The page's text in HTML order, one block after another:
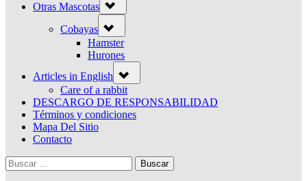
Otras Mascotas sub-
menu
Cobayas sub-
menu
Hamster
Hurones
Articles in English
sub-
menu
Care of a rabbit
DESCARGO DE RESPONSABILIDAD
Términos y condiciones
Mapa Del Sitio
Contacto
Buscar: